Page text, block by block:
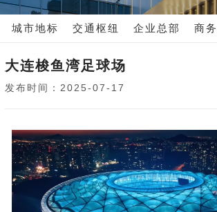
城市地标 交通枢纽 企业总部 商
大连梭鱼湾足球场
发布时间：2025-07-17